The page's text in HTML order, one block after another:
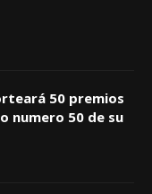
50 premios
numero 50 de su